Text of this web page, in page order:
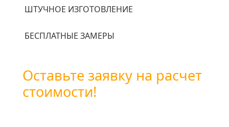
ШТУЧНОЕ ИЗГОТОВЛЕНИЕ
БЕСПЛАТНЫЕ ЗАМЕРЫ
Оставьте заявку на расчет
стоимости!